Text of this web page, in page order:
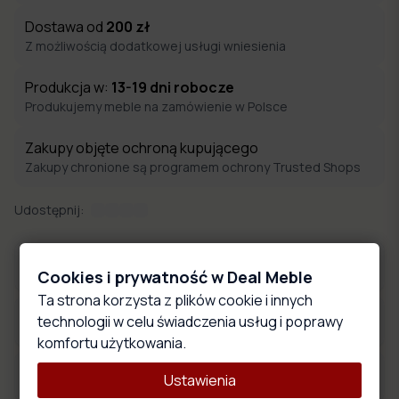
Dostawa od 200 zł
Z możliwością dodatkowej usługi wniesienia
Produkcja w: 13-19 dni robocze
Produkujemy meble na zamówienie w Polsce
Zakupy objęte ochroną kupującego
Zakupy chronione są programem ochrony Trusted Shops
Udostępnij:
Wymiary produktu
Cookies i prywatność w Deal Meble
Ta strona korzysta z plików cookie i innych
technologii w celu świadczenia usług i poprawy
komfortu użytkowania.
Ustawienia